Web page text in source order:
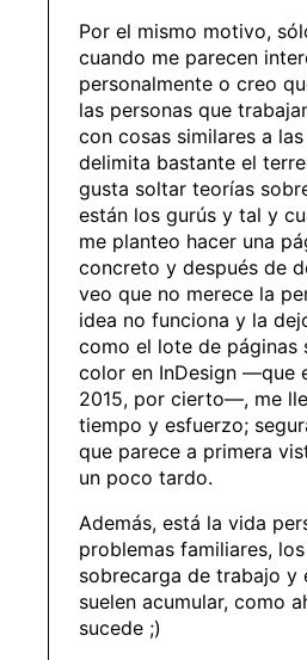
Por el mismo motivo,
cuando me parecen
personalmente o creo
las personas que
con cosas similares a
delimita bastante el
gusta soltar teorías
están los gurús y tal y
me planteo hacer una
concreto y después de
veo que no merece la
idea no funciona y la
como el lote de páginas
color en InDesign —que
2015, por cierto—, me
tiempo y esfuerzo;
que parece a primera
un poco tardo.
Además, está la vida
problemas familiares,
sobrecarga de trabajo y
suelen acumular, como
sucede ;)